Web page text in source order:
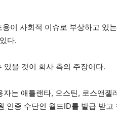
이 사회적 이슈로 부상하고 있는
다.
을 것이 회사 측의 주장이다.
는 애틀랜타, 오스틴, 로스앤젤
인증 수단인 월드ID를 발급 받고